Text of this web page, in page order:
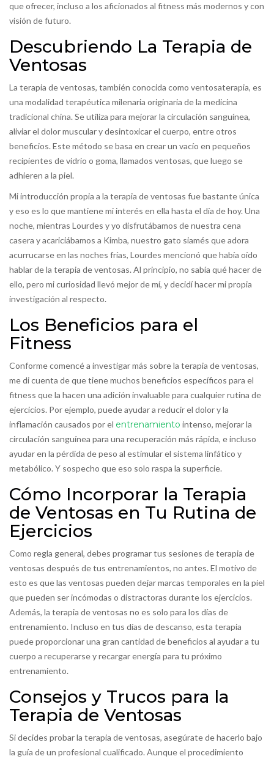
que ofrecer, incluso a los aficionados al fitness más modernos y con
visión de futuro.
Descubriendo La Terapia de
Ventosas
La terapia de ventosas, también conocida como ventosaterapia, es
una modalidad terapéutica milenaria originaria de la medicina
tradicional china. Se utiliza para mejorar la circulación sanguínea,
aliviar el dolor muscular y desintoxicar el cuerpo, entre otros
beneficios. Este método se basa en crear un vacío en pequeños
recipientes de vidrio o goma, llamados ventosas, que luego se
adhieren a la piel.
Mi introducción propia a la terapia de ventosas fue bastante única
y eso es lo que mantiene mi interés en ella hasta el día de hoy. Una
noche, mientras Lourdes y yo disfrutábamos de nuestra cena
casera y acariciábamos a Kimba, nuestro gato siamés que adora
acurrucarse en las noches frías, Lourdes mencionó que había oído
hablar de la terapia de ventosas. Al principio, no sabía qué hacer de
ello, pero mi curiosidad llevó mejor de mí, y decidí hacer mi propia
investigación al respecto.
Los Beneficios para el
Fitness
Conforme comencé a investigar más sobre la terapia de ventosas,
me di cuenta de que tiene muchos beneficios específicos para el
fitness que la hacen una adición invaluable para cualquier rutina de
ejercicios. Por ejemplo, puede ayudar a reducir el dolor y la
inflamación causados por el entrenamiento intenso, mejorar la
circulación sanguínea para una recuperación más rápida, e incluso
ayudar en la pérdida de peso al estimular el sistema linfático y
metabólico. Y sospecho que eso solo raspa la superficie.
Cómo Incorporar la Terapia
de Ventosas en Tu Rutina de
Ejercicios
Como regla general, debes programar tus sesiones de terapia de
ventosas después de tus entrenamientos, no antes. El motivo de
esto es que las ventosas pueden dejar marcas temporales en la piel
que pueden ser incómodas o distractoras durante los ejercicios.
Además, la terapia de ventosas no es solo para los días de
entrenamiento. Incluso en tus días de descanso, esta terapia
puede proporcionar una gran cantidad de beneficios al ayudar a tu
cuerpo a recuperarse y recargar energía para tu próximo
entrenamiento.
Consejos y Trucos para la
Terapia de Ventosas
Si decides probar la terapia de ventosas, asegúrate de hacerlo bajo
la guía de un profesional cualificado. Aunque el procedimiento